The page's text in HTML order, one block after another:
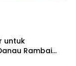
untuk
Rambai